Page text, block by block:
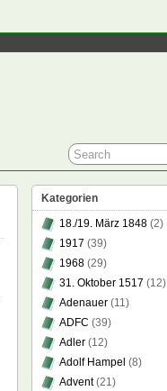
Kategorien
18./19. März 1848 (2)
1917 (39)
1968 (29)
31. Oktober 1517 (12)
Adenauer (11)
ADFC (39)
Adler (12)
Adolf Hampel (8)
Advent(21)